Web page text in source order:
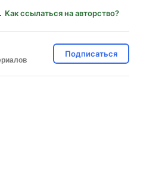
Как ссылаться на авторство?
Подписаться